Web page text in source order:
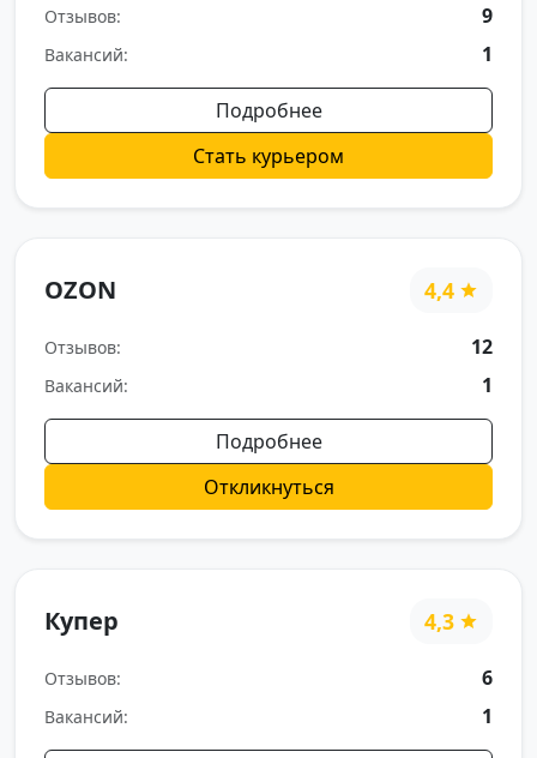
Отзывов: 9
Вакансий: 1
Подробнее
Стать курьером
OZON 4,4
Отзывов: 12
Вакансий: 1
Подробнее
Откликнуться
Купер 4,3
Отзывов: 6
Вакансий: 1